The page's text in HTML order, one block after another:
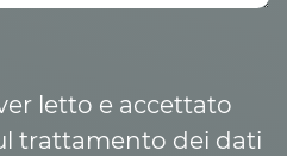
letto e accettato
trattamento dei dati